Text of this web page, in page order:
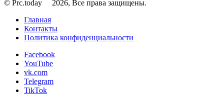
© Prc.today
2026, Все права защищены.
Главная
Контакты
Политика конфиденциальности
Facebook
YouTube
vk.com
Telegram
TikTok